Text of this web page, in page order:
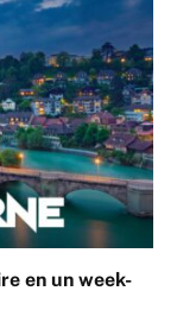
en un week-